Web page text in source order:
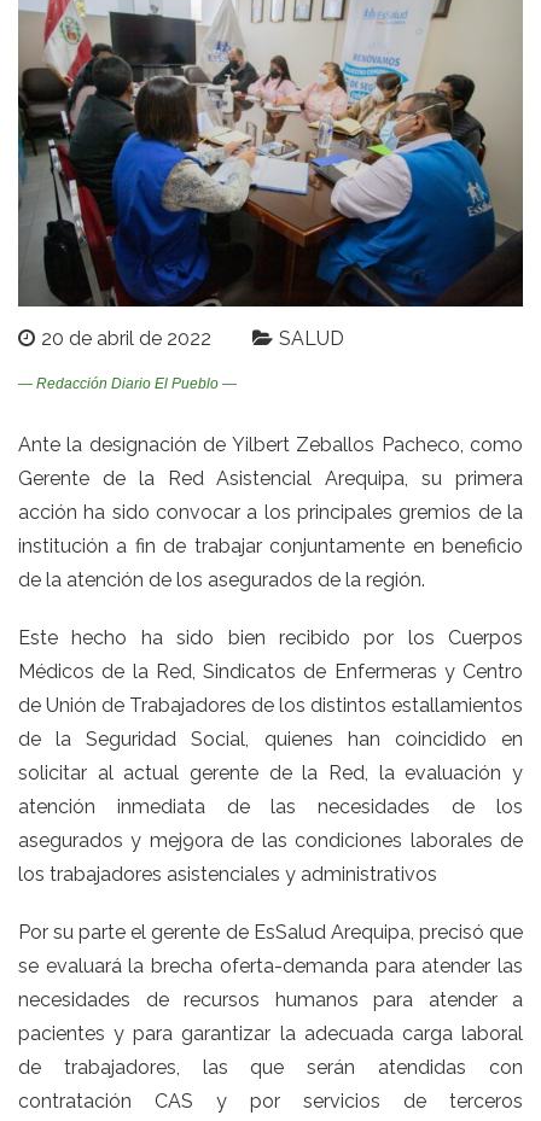
20 de abril de 2022 SALUD
— Redacción Diario El Pueblo —
Ante la designación de Yilbert Zeballos Pacheco, como
Gerente de la Red Asistencial Arequipa, su primera
acción ha sido convocar a los principales gremios de la
institución a fin de trabajar conjuntamente en beneficio
de la atención de los asegurados de la región.
Este hecho ha sido bien recibido por los Cuerpos
Médicos de la Red, Sindicatos de Enfermeras y Centro
de Unión de Trabajadores de los distintos estallamientos
de la Seguridad Social, quienes han coincidido en
solicitar al actual gerente de la Red, la evaluación y
atención inmediata de las necesidades de los
asegurados y mej9ora de las condiciones laborales de
los trabajadores asistenciales y administrativos
Por su parte el gerente de EsSalud Arequipa, precisó que
se evaluará la brecha oferta-demanda para atender las
necesidades de recursos humanos para atender a
pacientes y para garantizar la adecuada carga laboral
de trabajadores, las que serán atendidas con
contratación CAS y por servicios de terceros